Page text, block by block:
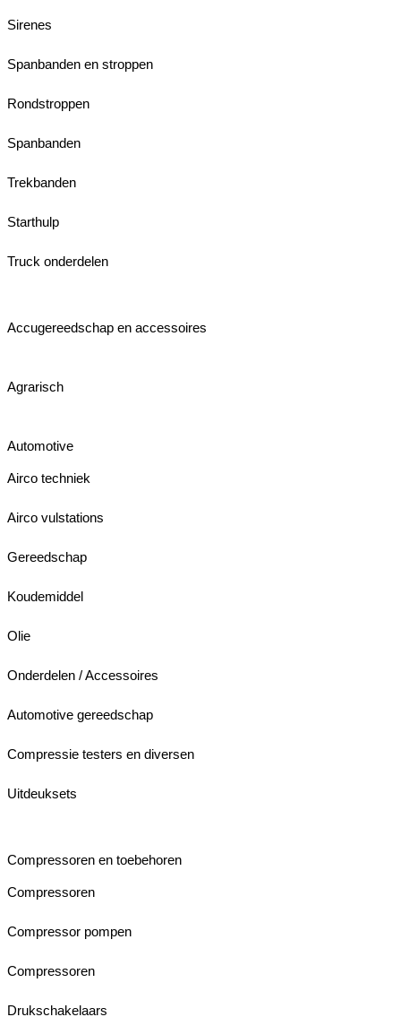
Sirenes
Spanbanden en stroppen
Rondstroppen
Spanbanden
Trekbanden
Starthulp
Truck onderdelen
Accugereedschap en accessoires
Agrarisch
Automotive
Airco techniek
Airco vulstations
Gereedschap
Koudemiddel
Olie
Onderdelen / Accessoires
Automotive gereedschap
Compressie testers en diversen
Uitdeuksets
Compressoren en toebehoren
Compressoren
Compressor pompen
Compressoren
Drukschakelaars